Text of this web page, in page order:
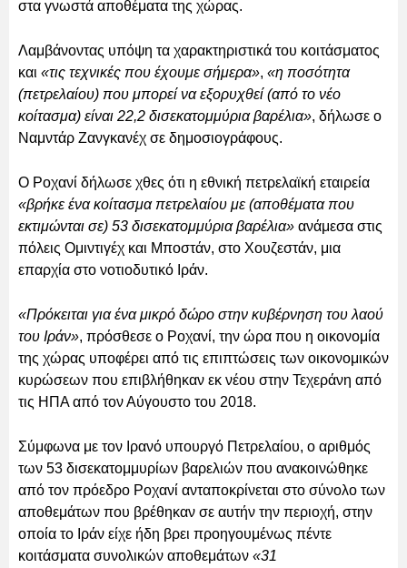
στα γνωστά αποθέματα της χώρας.
Λαμβάνοντας υπόψη τα χαρακτηριστικά του κοιτάσματος
και «τις τεχνικές που έχουμε σήμερα», «η ποσότητα
(πετρελαίου) που μπορεί να εξορυχθεί (από το νέο
κοίτασμα) είναι 22,2 δισεκατομμύρια βαρέλια», δήλωσε ο
Ναμντάρ Ζανγκανέχ σε δημοσιογράφους.
Ο Ροχανί δήλωσε χθες ότι η εθνική πετρελαϊκή εταιρεία
«βρήκε ένα κοίτασμα πετρελαίου με (αποθέματα που
εκτιμώνται σε) 53 δισεκατομμύρια βαρέλια» ανάμεσα στις
πόλεις Ομιντιγέχ και Μποστάν, στο Χουζεστάν, μια
επαρχία στο νοτιοδυτικό Ιράν.
«Πρόκειται για ένα μικρό δώρο στην κυβέρνηση του λαού
του Ιράν», πρόσθεσε ο Ροχανί, την ώρα που η οικονομία
της χώρας υποφέρει από τις επιπτώσεις των οικονομικών
κυρώσεων που επιβλήθηκαν εκ νέου στην Τεχεράνη από
τις ΗΠΑ από τον Αύγουστο του 2018.
Σύμφωνα με τον Ιρανό υπουργό Πετρελαίου, ο αριθμός
των 53 δισεκατομμυρίων βαρελιών που ανακοινώθηκε
από τον πρόεδρο Ροχανί ανταποκρίνεται στο σύνολο των
αποθεμάτων που βρέθηκαν σε αυτήν την περιοχή, στην
οποία το Ιράν είχε ήδη βρει προηγουμένως πέντε
κοιτάσματα συνολικών αποθεμάτων «31